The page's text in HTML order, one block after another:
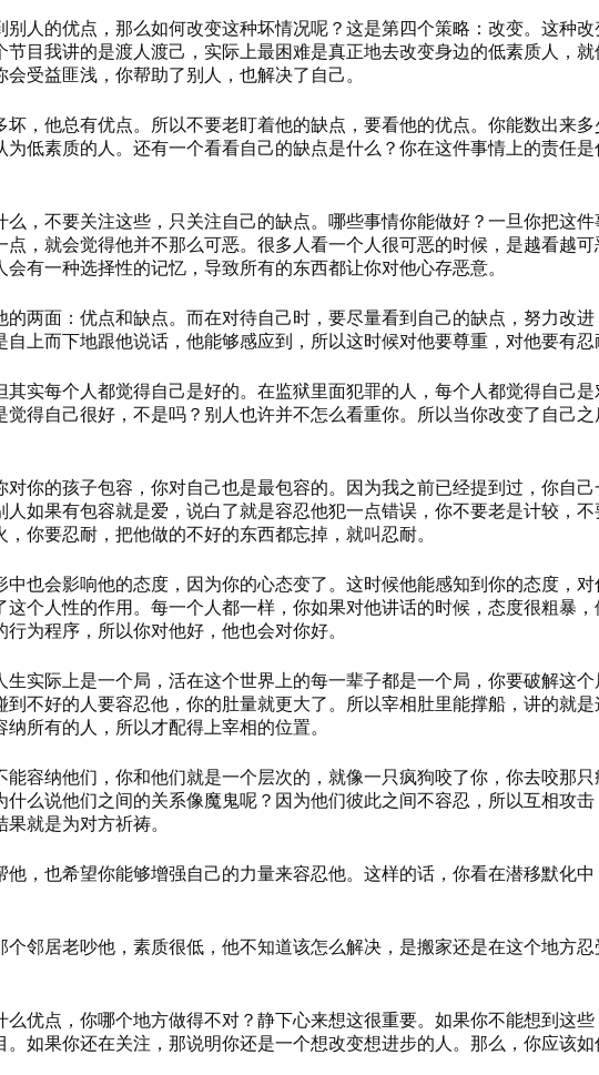
别人的优点，那么如何改变这种坏情况呢？这是第四个策略 ： 改变。这种
目我讲的是渡人渡己，实际上最困难是真正地去改变身边的低素质人，
受益匪浅，你帮助了别人，也解决了自己。
，他总有优点。所以不要老盯着他的缺点，要看他的优点。你能数出来
低素质的人。还有一个看看自己的缺点是什么？你在这件事情上的责任是
，不要关注这些，只关注自己的缺点。 哪些事情你能做好 ？ 一旦你把这
，就会觉得他并不那么可恶。 很多人看一个人很可恶的时候，是越看越
有一种选择性的记忆，导致所有的东西都让你对他心存恶意。
两面：优点和缺点。而在对待自己时，要尽量看到自己的缺点，努力改进
上而下地跟他说话，他能够感应到，所以这时候对他要尊重，对他要有忍
实每个人都觉得自己是好的。在监狱里面犯罪的人，每个人都觉得自己
觉得自己很好 ， 不是吗？ 别人也许并不怎么看重你。所以当你改变了自己
对你的孩子包容，你对自己也是最包容的。因为我之前已经提到过，你自
如果有包容就是爱，说白了就是容忍他犯一点错误，你不要老是计较，
你要忍耐，把他做的不好的东西都忘掉，就叫忍耐。
也会影响他的态度，因为你的心态变了。 这时候他能感知到你的态度，
个人性的作用。每一个人都一样，你如果对他讲话的时候，态度很粗暴
为程序，所以你对他好，他也会对你好。
实际上是一个局，活在这个世界上的每一辈子都是一个局，你要破解这
不好的人要容忍他，你的肚量就更大了。所以宰相肚里能撑船，讲的就
所有的人，所以才配得上宰相的位置。
容纳他们，你和他们就是一个层次的，就像一只疯狗咬了你，你去咬那
什么说他们之间的关系像魔鬼呢？因为他们彼此之间不容忍，所以互相攻
就是为对方祈祷。
，也希望你能够增强自己的力量来容忍他。这样的话，你看在潜移默化
个邻居老吵他 ， 素质很低，他不知道该怎么解决，是搬家还是在这个地方
么优点，你哪个地方做得不对 ？ 静下心来想这很重要。如果你不能想到这
如果你还在关注，那说明你还是一个想改变想进步的人。那么，你应该